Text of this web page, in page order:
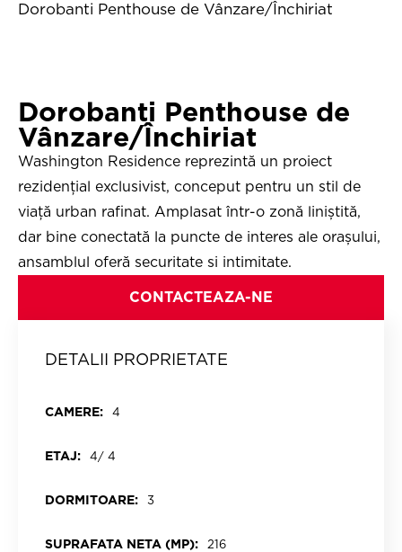
Dorobanti Penthouse de Vânzare/Închiriat
Dorobanti Penthouse de
Vânzare/Închiriat
Washington Residence reprezintă un proiect
rezidențial exclusivist, conceput pentru un stil de
viață urban rafinat. Amplasat într-o zonă liniștită,
dar bine conectată la puncte de interes ale orașului,
ansamblul oferă securitate si intimitate.
CONTACTEAZA-NE
DETALII PROPRIETATE
CAMERE: 4
ETAJ: 4/ 4
DORMITOARE: 3
SUPRAFATA NETA (MP): 216